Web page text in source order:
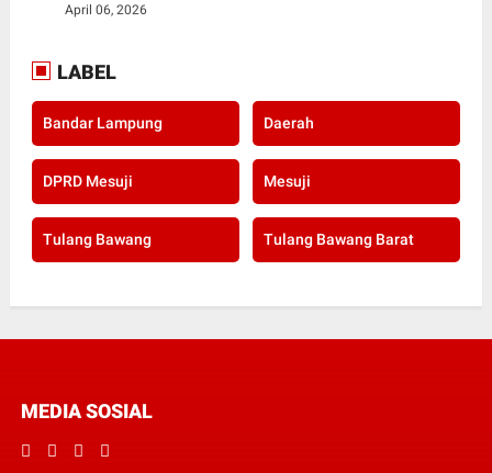
April 06, 2026
LABEL
Bandar Lampung Daerah
DPRD Mesuji Mesuji
Tulang Bawang Tulang Bawang Barat
MEDIA SOSIAL